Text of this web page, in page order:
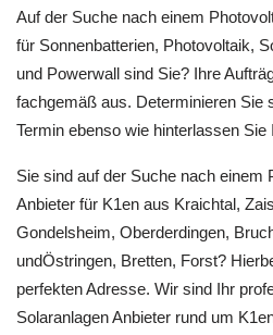
Auf der Suche nach einem
für Sonnenbatterien, Photovoltaik,
und Powerwall sind Sie? Ihre
fachgemäß aus. Determinieren Sie
Termin ebenso wie hinterlassen Sie
Sie sind auf der Suche nach einem
Anbieter für K1en aus Kraichtal,
Gondelsheim, Oberderdingen,
undÖstringen, Bretten, Forst?
perfekten Adresse. Wir sind Ihr
Solaranlagen Anbieter rund um